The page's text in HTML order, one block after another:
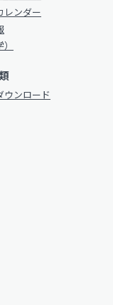
レンダー
ウンロード